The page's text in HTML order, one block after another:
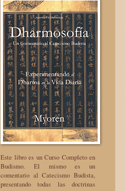
Este libro es un Curso Completo en
Budismo. El mismo es un
comentario al Catecismo Budista,
presentando todas las doctrinas